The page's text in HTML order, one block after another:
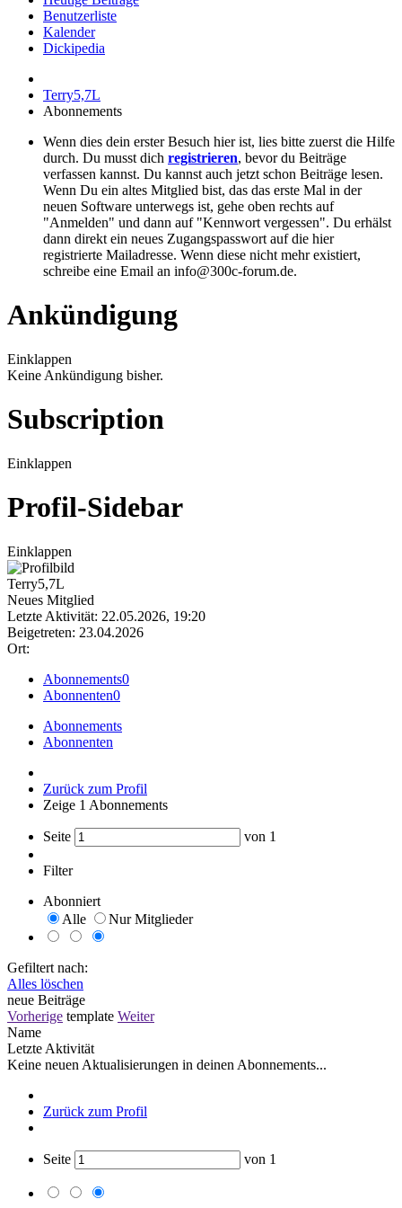
Benutzerliste
Kalender
Dickipedia
Terry5,7L
Abonnements
Wenn dies dein erster Besuch hier ist, lies bitte zuerst die Hilfe
durch. Du musst dich registrieren, bevor du Beiträge
verfassen kannst. Du kannst auch jetzt schon Beiträge lesen.
Wenn Du ein altes Mitglied bist, das das erste Mal in der
neuen Software unterwegs ist, gehe oben rechts auf
"Anmelden" und dann auf "Kennwort vergessen". Du erhälst
dann direkt ein neues Zugangspasswort auf die hier
registrierte Mailadresse. Wenn diese nicht mehr existiert,
schreibe eine Email an info@300c-forum.de.
Ankündigung
Einklappen
Keine Ankündigung bisher.
Subscription
Einklappen
Profil-Sidebar
Einklappen
Terry5,7L
Neues Mitglied
Letzte Aktivität: 22.05.2026, 19:20
Beigetreten: 23.04.2026
Ort:
Abonnements0
Abonnenten0
Abonnements
Abonnenten
Zurück zum Profil
Zeige 1 Abonnements
Seite von 1
Filter
Abonniert
Alle
Nur Mitglieder
Gefiltert nach:
Alles löschen
neue Beiträge
Vorherige template Weiter
Name
Letzte Aktivität
Keine neuen Aktualisierungen in deinen Abonnements...
Zurück zum Profil
Seite von 1